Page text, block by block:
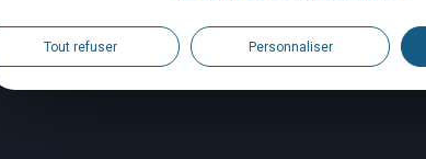
Tout refuser Personnaliser